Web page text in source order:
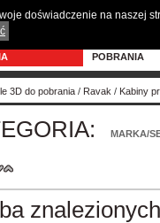
POBRANIA
3D do pobrania / Ravak / Kabiny
MARKA/
doświadczenie na naszej